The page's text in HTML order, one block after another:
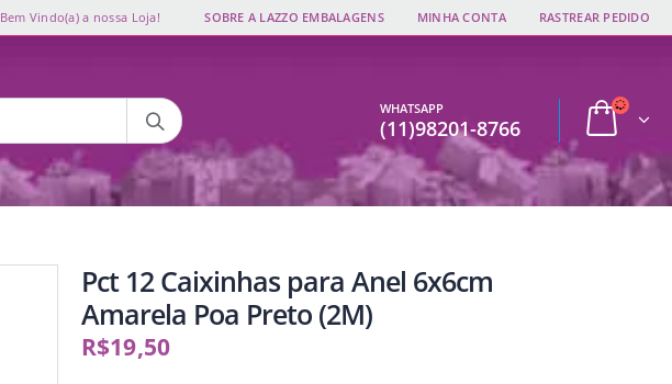
Bem Vindo(a) a nossa Loja! SOBRE A LAZZO EMBALAGENS MINHA CONTA RASTREAR PEDIDO
WHATSAPP
(11)98201-8766
Pct 12 Caixinhas para Anel 6x6cm
Amarela Poa Preto (2M)
R$19,50